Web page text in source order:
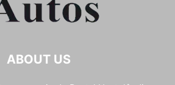
ABOUT US